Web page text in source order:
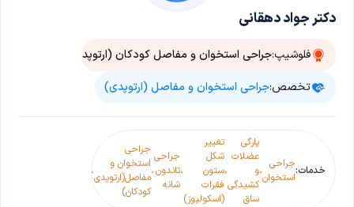
دکتر جواد دهقانی
فلوشیپ:جراحی استخوان و مفاصل کودکان (ارتوپدی کودکان)
تخصص:جراحی استخوان و مفاصل (ارتوپدی)
خدمات:جراحی
استخوان،
پارگی
عضلات
و
کشیدگی
ساق
،
تغییر
شکل
ستون
فقرات
(اسکولیوز)
،
جراحی
تاندون
شانه
،
جراحی
استخوان و
مفاصل(ارتوپدی
کودکان)
،